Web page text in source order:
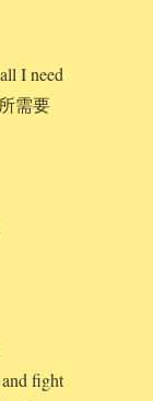
I need
需要
and fight